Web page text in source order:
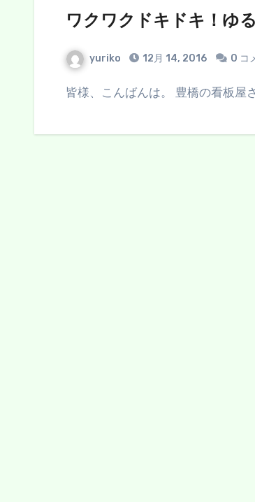
ワクワクドキドキ！ゆ
yuriko 12月 14, 2016 0 コ
皆様、こんばんは。 豊橋の看板